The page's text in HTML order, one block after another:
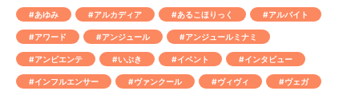
#あゆみ #アルカディア #あるこほりっく #アルバイト
#アワード #アンジュール #アンジュールミナミ
#アンビエンテ #いぶき #イベント #インタビュー
#インフルエンサー #ヴァンクール #ヴィヴィ #ヴェガ